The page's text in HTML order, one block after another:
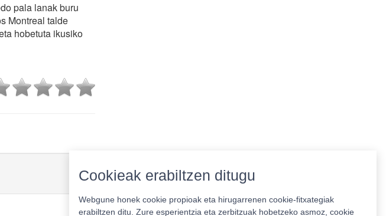
pala lanak buru
Montreal talde
hobetuta ikusiko
Cookieak erabiltzen ditugu
Webgune honek cookie propioak eta hirugarrenen cookie-fitxategiak
erabiltzen ditu. Zure esperientzia eta zerbitzuak hobetzeko asmoz, cookie